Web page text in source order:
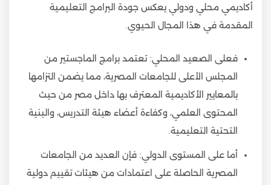
أكاديمي محلي ودولي يعكس جودة البرامج التعليمية
المقدمة في هذا المجال الحيوي.
فعلى الصعيد المحلي: تعتمد برامج الماجستير من
المجلس الأعلى للجامعات المصرية، مما يضمن التزامها
بالمعايير الأكاديمية المعترف بها داخل مصر من حيث
المحتوى العلمي، وكفاءة أعضاء هيئة التدريس، والبنية
التحتية التعليمية.
أما على المستوى الدولي: فإن العديد من الجامعات
المصرية الحاصلة على اعتمادات من هيئات تقييم دولية